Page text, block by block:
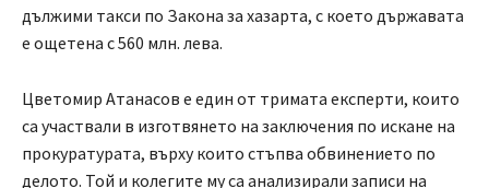
дължими такси по Закона за хазарта, с което държавата
е ощетена с 560 млн. лева.
Цветомир Атанасов е един от тримата експерти, които
са участвали в изготвянето на заключения по искане на
прокуратурата, върху които стъпва обвинението по
делото. Той и колегите му са анализирали записи на